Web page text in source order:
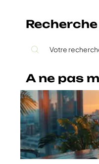
Recherche
A ne pas